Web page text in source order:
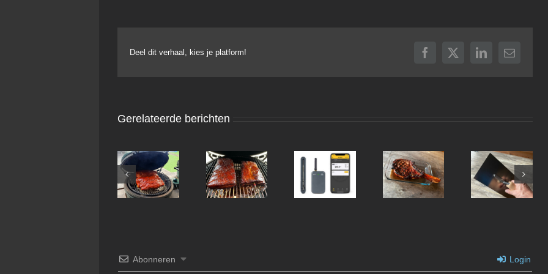
Deel dit verhaal, kies je platform! Facebook
X LinkedIn
E-
Gerelateerde berichten
Koreaanse
Pulled Pork
Oosterse
Buikspek
ThermoWorks
RFX &
Billows
Tomahawk
Steak
Abonneren Login